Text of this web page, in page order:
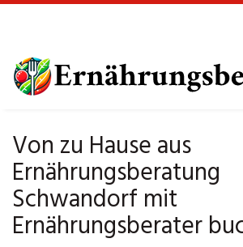
main
content
Von zu Hause aus
Ernährungsberatung
Schwandorf mit
Ernährungsberater